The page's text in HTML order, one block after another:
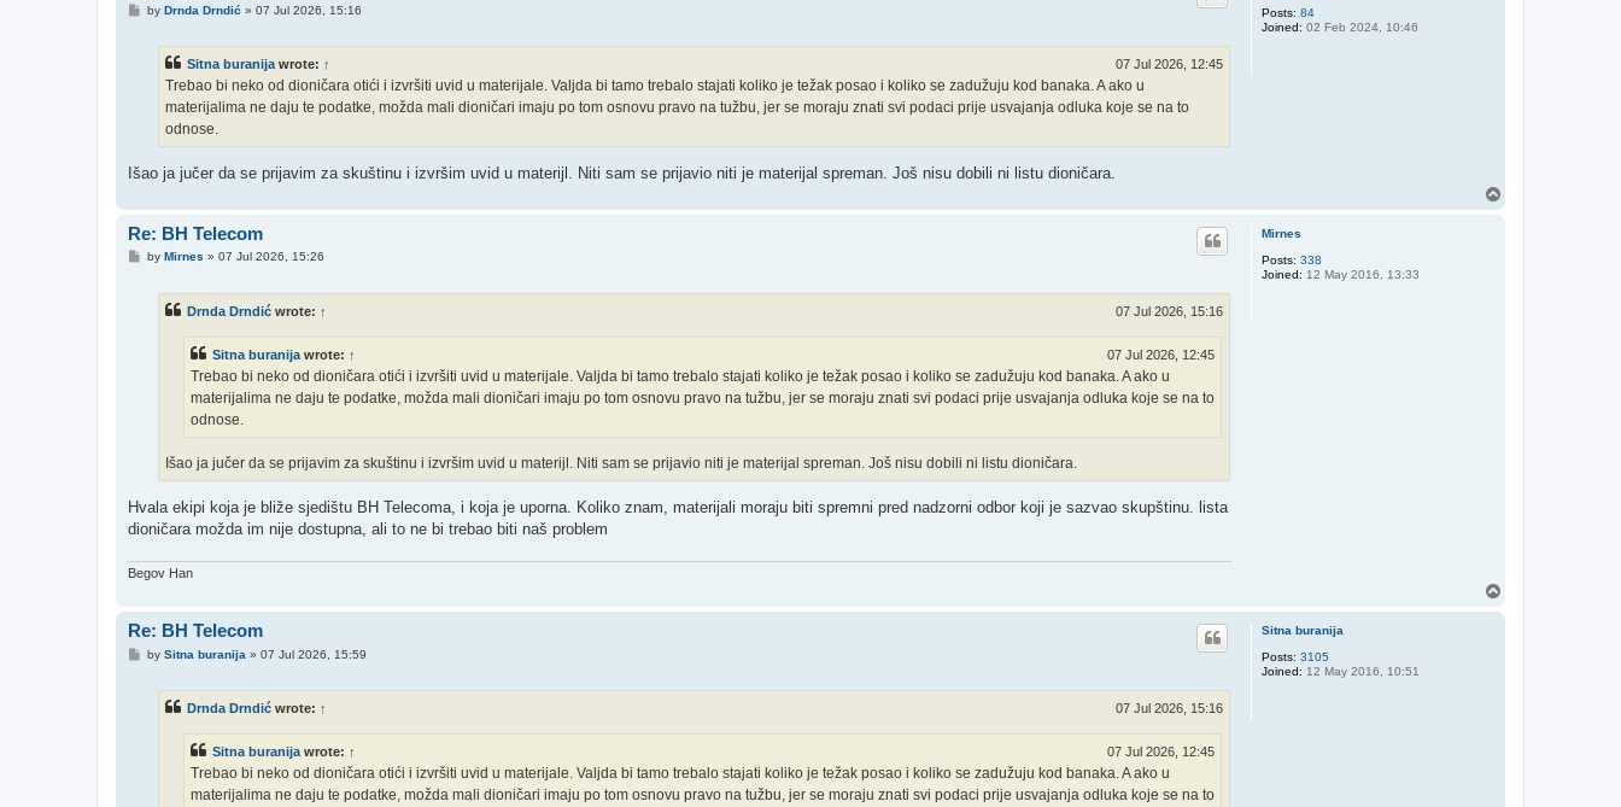
Posts: 84
Joined: 02 Feb 2024, 10:46
Pby Drnda Drndić » 07 Jul 2026, 15:16
Sitna buranija wrote: ↑ 07 Jul 2026, 12:45
Trebao bi neko od dioničara otići i izvršiti uvid u materijale. Valjda bi tamo trebalo stajati koliko je težak posao i koliko se zadužuju kod banaka. A ako u
materijalima ne daju te podatke, možda mali dioničari imaju po tom osnovu pravo na tužbu, jer se moraju znati svi podaci prije usvajanja odluka koje se na to
odnose.
Išao ja jučer da se prijavim za skuštinu i izvršim uvid u materijl. Niti sam se prijavio niti je materijal spreman. Još nisu dobili ni listu dioničara.
Mirnes
Posts: 338
Joined: 12 May 2016, 13:33
Re: BH Telecom
Pby Mirnes » 07 Jul 2026, 15:26
Drnda Drndić wrote: ↑ 07 Jul 2026, 15:16
Sitna buranija wrote: ↑ 07 Jul 2026, 12:45
Trebao bi neko od dioničara otići i izvršiti uvid u materijale. Valjda bi tamo trebalo stajati koliko je težak posao i koliko se zadužuju kod banaka. A ako u
materijalima ne daju te podatke, možda mali dioničari imaju po tom osnovu pravo na tužbu, jer se moraju znati svi podaci prije usvajanja odluka koje se na to
odnose.
Išao ja jučer da se prijavim za skuštinu i izvršim uvid u materijl. Niti sam se prijavio niti je materijal spreman. Još nisu dobili ni listu dioničara.
Hvala ekipi koja je bliže sjedištu BH Telecoma, i koja je uporna. Koliko znam, materijali moraju biti spremni pred nadzorni odbor koji je sazvao skupštinu. lista
dioničara možda im nije dostupna, ali to ne bi trebao biti naš problem
Begov Han
Sitna buranija
Posts: 3105
Joined: 12 May 2016, 10:51
Re: BH Telecom
Pby Sitna buranija » 07 Jul 2026, 15:59
Drnda Drndić wrote: ↑ 07 Jul 2026, 15:16
Sitna buranijawrote: ↑ 07 Jul 2026, 12:45
Trebao bi neko od dioničara otići i izvršiti uvid u materijale. Valjda bi tamo trebalo stajati koliko je težak posao i koliko se zadužuju kod banaka. A ako u
materijalima ne daju te podatke, možda mali dioničari imaju po tom osnovu pravo na tužbu, jer se moraju znati svi podaci prije usvajanja odluka koje se na to